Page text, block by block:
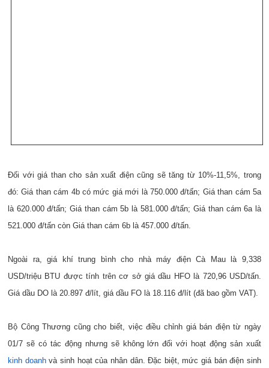
Đối với giá than cho sản xuất điện cũng sẽ tăng từ 10%-11,5%, trong
đó: Giá than cám 4b có mức giá mới là 750.000 đ/tấn; Giá than cám 5a
là 620.000 đ/tấn; Giá than cám 5b là 581.000 đ/tấn; Giá than cám 6a là
521.000 đ/tấn còn Giá than cám 6b là 457.000 đ/tấn.
Ngoài ra, giá khí trung bình cho nhà máy điện Cà Mau là 9,338
USD/triệu BTU được tính trên cơ sở giá dầu HFO là 720,96 USD/tấn.
Giá dầu DO là 20.897 đ/lít, giá dầu FO là 18.116 đ/lít (đã bao gồm VAT).
Bộ Công Thương cũng cho biết, việc điều chỉnh giá bán điện từ ngày
01/7 sẽ có tác động nhưng sẽ không lớn đối với hoạt động sản xuất
kinh doanhvà sinh hoạt của nhân dân. Đặc biệt, mức giá bán điện sinh